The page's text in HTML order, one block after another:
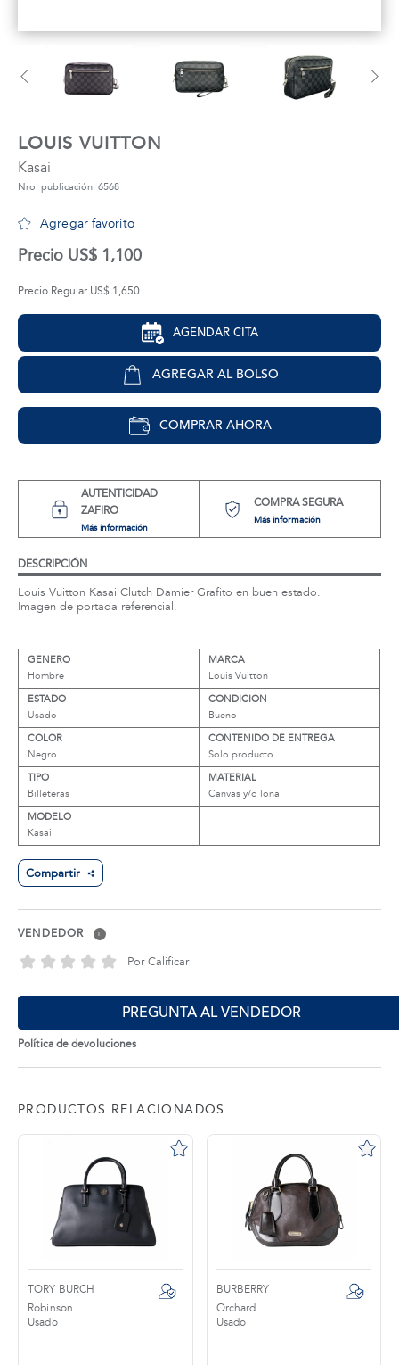
LOUIS VUITTON
Kasai
Nro. publicación: 6568
Agregar favorito
Precio US$ 1,100
Precio Regular US$ 1,650
AGENDAR CITA
AGREGAR AL BOLSO
COMPRAR AHORA
AUTENTICIDAD
ZAFIRO
Más información
COMPRA SEGURA
Más información
DESCRIPCIÓN
Louis Vuitton Kasai Clutch Damier Grafito en buen estado.
Imagen de portada referencial.
GENERO
Hombre
MARCA
Louis Vuitton
ESTADO
Usado
CONDICION
Bueno
COLOR
Negro
CONTENIDO DE ENTREGA
Solo producto
TIPO
Billeteras
MATERIAL
Canvas y/o lona
MODELO
Kasai
Compartir
VENDEDOR i
Por Calificar
PREGUNTA AL VENDEDOR
Política de devoluciones
PRODUCTOS RELACIONADOS
TORY BURCH
Robinson
Usado
BURBERRY
Orchard
Usado